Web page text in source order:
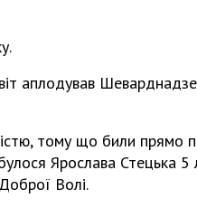
аплодував
тому що били прямо
Ярослава Стецька
Волі.